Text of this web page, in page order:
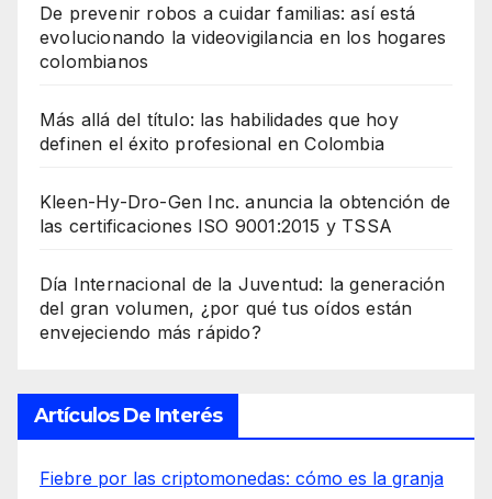
De prevenir robos a cuidar familias: así está
evolucionando la videovigilancia en los hogares
colombianos
Más allá del título: las habilidades que hoy
definen el éxito profesional en Colombia
Kleen-Hy-Dro-Gen Inc. anuncia la obtención de
las certificaciones ISO 9001:2015 y TSSA
Día Internacional de la Juventud: la generación
del gran volumen, ¿por qué tus oídos están
envejeciendo más rápido?
Artículos De Interés
Fiebre por las criptomonedas: cómo es la granja